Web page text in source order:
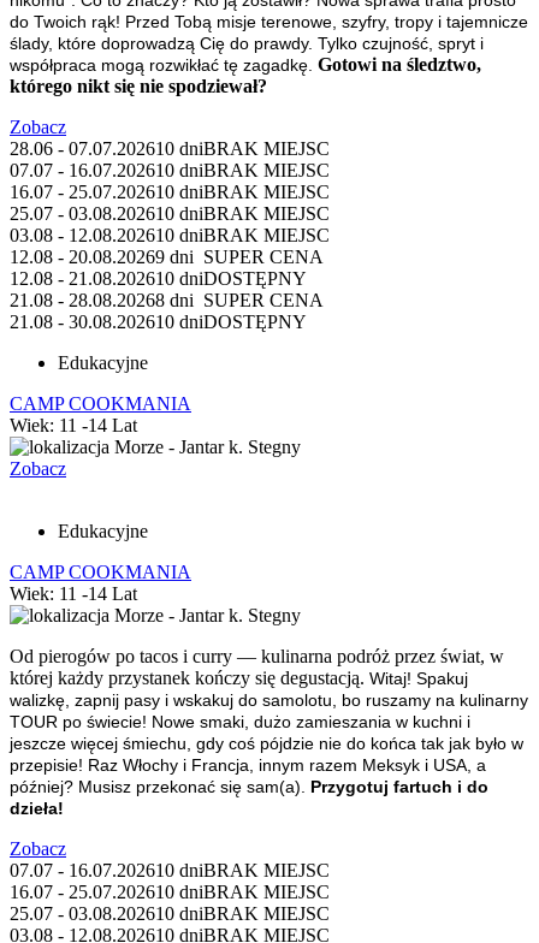
do Twoich rąk! Przed Tobą misje terenowe, szyfry, tropy i tajemnicze
ślady, które doprowadzą Cię do prawdy. Tylko czujność, spryt i
współpraca mogą rozwikłać tę zagadkę. Gotowi na śledztwo,
którego nikt się nie spodziewał?
Zobacz
28.06 - 07.07.202610 dniBRAK MIEJSC
07.07 - 16.07.202610 dniBRAK MIEJSC
16.07 - 25.07.202610 dniBRAK MIEJSC
25.07 - 03.08.202610 dniBRAK MIEJSC
03.08 - 12.08.202610 dniBRAK MIEJSC
12.08 - 20.08.20269 dni SUPER CENA
12.08 - 21.08.202610 dniDOSTĘPNY
21.08 - 28.08.20268 dni SUPER CENA
21.08 - 30.08.202610 dniDOSTĘPNY
Edukacyjne
CAMP COOKMANIA
Wiek: 11 -14 Lat
Morze - Jantar k. Stegny
Zobacz
Edukacyjne
CAMP COOKMANIA
Wiek: 11 -14 Lat
Morze - Jantar k. Stegny
Od pierogów po tacos i curry — kulinarna podróż przez świat, w
której każdy przystanek kończy się degustacją. Witaj! Spakuj
walizkę, zapnij pasy i wskakuj do samolotu, bo ruszamy na kulinarny
TOUR po świecie! Nowe smaki, dużo zamieszania w kuchni i
jeszcze więcej śmiechu, gdy coś pójdzie nie do końca tak jak było w
przepisie! Raz Włochy i Francja, innym razem Meksyk i USA, a
później? Musisz przekonać się sam(a). Przygotuj fartuch i do
dzieła!
Zobacz
07.07 - 16.07.202610 dniBRAK MIEJSC
16.07 - 25.07.202610 dniBRAK MIEJSC
25.07 - 03.08.202610 dniBRAK MIEJSC
03.08 - 12.08.202610 dniBRAK MIEJSC